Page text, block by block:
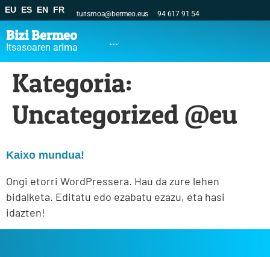
EU ES EN FR turismoa@bermeo.eus 94 617 91 54
Bizi Bermeo
Itsasoaren arima ...
Kategoria:
Uncategorized @eu
Kaixo mundua!
Ongi etorri WordPressera. Hau da zure lehen
bidalketa. Editatu edo ezabatu ezazu, eta hasi
idazten!